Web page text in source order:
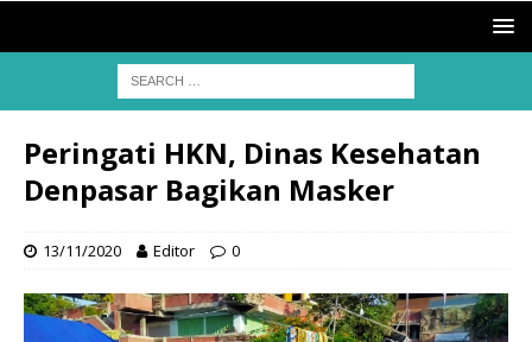
Peringati HKN, Dinas Kesehatan
Denpasar Bagikan Masker
13/11/2020 Editor 0